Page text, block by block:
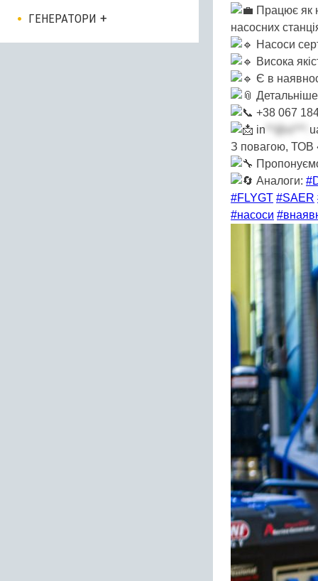
ГЕНЕРАТОРИ
Працює як
насосних
Насоси
Висока
Є в
+38 067
in
З повагою,
Аналоги:
#FLYGT #SAER
#насоси